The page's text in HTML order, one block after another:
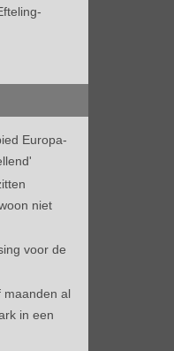
Europa-
niet
voor de
maanden al
in een